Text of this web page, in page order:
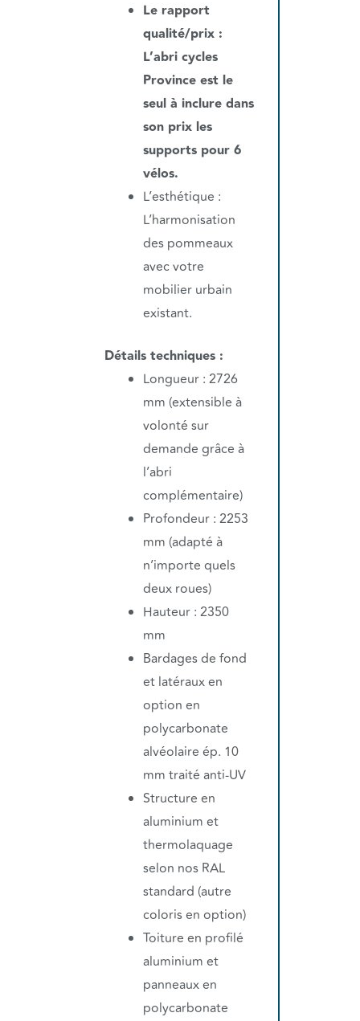
Le rapport
qualité/prix :
L’abri cycles
Province est le
seul à inclure dans
son prix les
supports pour 6
vélos.
L’esthétique :
L’harmonisation
des pommeaux
avec votre
mobilier urbain
existant.
Détails techniques :
Longueur : 2726
mm (extensible à
volonté sur
demande grâce à
l’abri
complémentaire)
Profondeur : 2253
mm (adapté à
n’importe quels
deux roues)
Hauteur : 2350
mm
Bardages de fond
et latéraux en
option en
polycarbonate
alvéolaire ép. 10
mm traité anti-UV
Structure en
aluminium et
thermolaquage
selon nos RAL
standard (autre
coloris en option)
Toiture en profilé
aluminium et
panneaux en
polycarbonate